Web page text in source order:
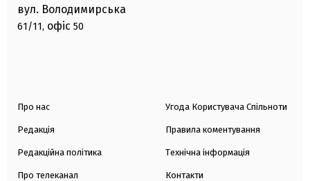
вул. Володимирська
61/11, офіс 50
Про нас
Редакція
Редакційна політика
Про телеканал
Угода Користувача Спільноти
Правила коментування
Технічна інформація
Контакти